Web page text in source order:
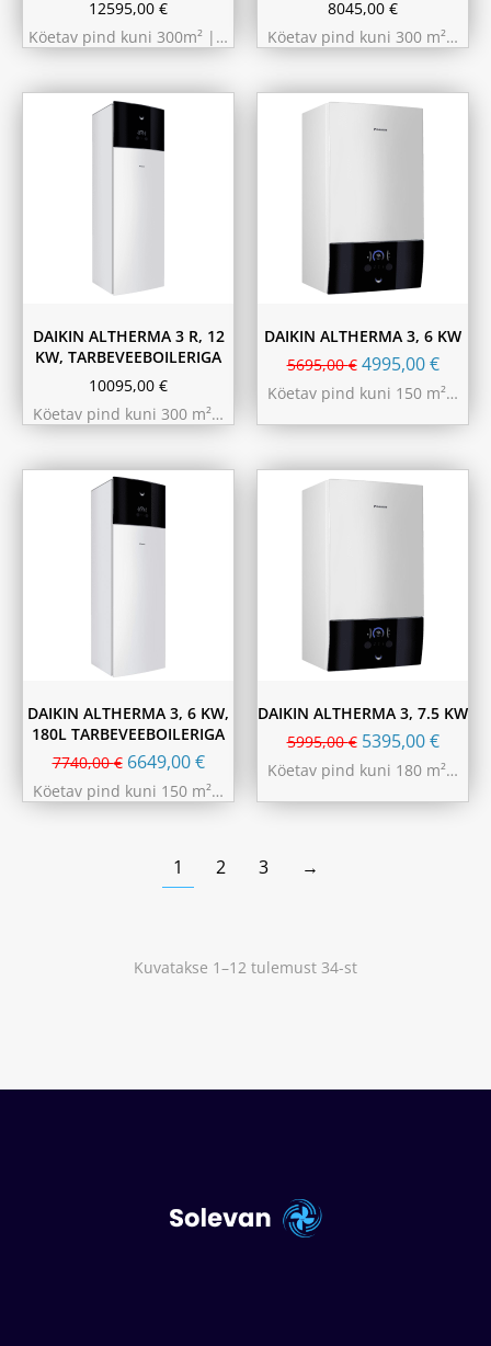
12595,00 €
Köetav pind kuni 300m² |…
8045,00 €
Köetav pind kuni 300 m²…
230L
DAIKIN ALTHERMA 3 R, 12
KW, TARBEVEEBOILERIGA
10095,00 €
Köetav pind kuni 300 m²…
DAIKIN ALTHERMA 3, 6 KW
5695,00€ 4995,00€
Köetav pind kuni 150 m²…
DAIKIN ALTHERMA 3, 6 KW,
180L TARBEVEEBOILERIGA
7740,00€ 6649,00€
Köetav pind kuni 150 m²…
DAIKIN ALTHERMA 3, 7.5 KW
5995,00€ 5395,00€
Köetav pind kuni 180 m²…
1 2 3 →
Kuvatakse 1–12 tulemust 34-st